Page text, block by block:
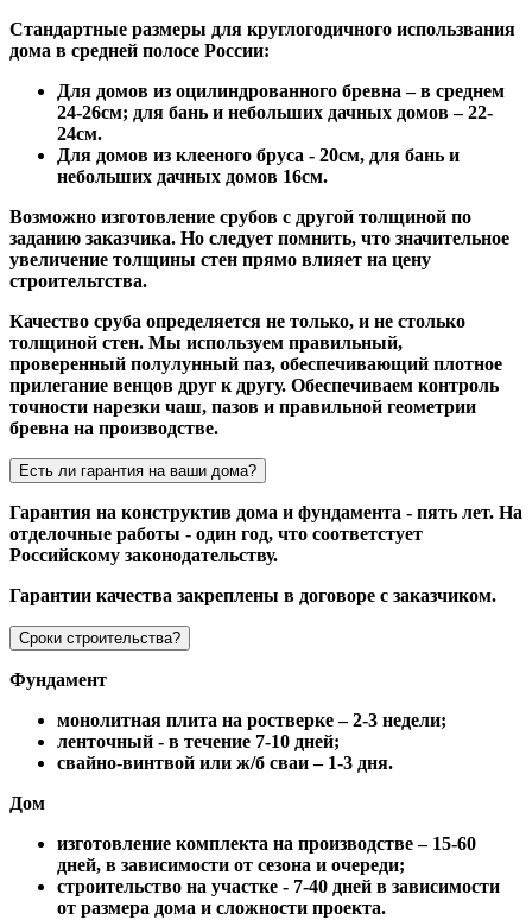
Стандартные размеры для круглогодичного использвания
дома в средней полосе России:
Для домов из оцилиндрованного бревна – в среднем
24-26см; для бань и небольших дачных домов – 22-
24см.
Для домов из клееного бруса - 20см, для бань и
небольших дачных домов 16см.
Возможно изготовление срубов с другой толщиной по
заданию заказчика. Но следует помнить, что значительное
увеличение толщины стен прямо влияет на цену
строительтства.
Качество сруба определяется не только, и не столько
толщиной стен. Мы используем правильный,
проверенный полулунный паз, обеспечивающий плотное
прилегание венцов друг к другу. Обеспечиваем контроль
точности нарезки чаш, пазов и правильной геометрии
бревна на производстве.
Есть ли гарантия на ваши дома?
Гарантия на конструктив дома и фундамента - пять лет. На
отделочные работы - один год, что соответстует
Российскому законодательству.
Гарантии качества закреплены в договоре с заказчиком.
Сроки строительства?
Фундамент
монолитная плита на ростверке – 2-3 недели;
ленточный - в течение 7-10 дней;
свайно-винтвой или ж/б сваи – 1-3 дня.
Дом
изготовление комплекта на производстве – 15-60
дней, в зависимости от сезона и очереди;
строительство на участке - 7-40 дней в зависимости
от размера дома и сложности проекта.